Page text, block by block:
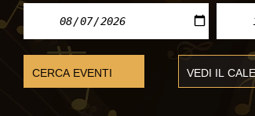
CONCERTI CLASSICI
Vivaldi, Le Quattro
Chiesa di San
sab 08 ago 2026